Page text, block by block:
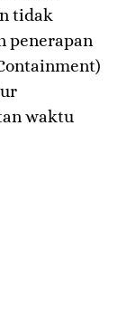
tidak
penerapan
waktu